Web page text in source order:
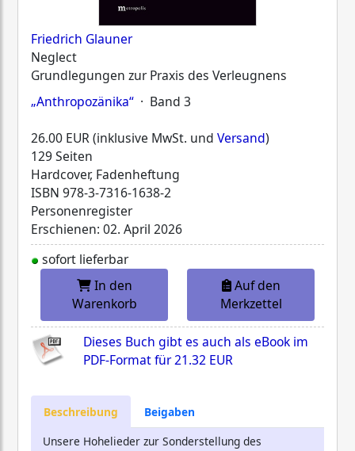
Friedrich Glauner
Neglect
Grundlegungen zur Praxis des Verleugnens
„Anthropozänika“ · Band 3
26.00 EUR (inklusive MwSt. und Versand)
129 Seiten
Hardcover, Fadenheftung
ISBN 978-3-7316-1638-2
Personenregister
Erschienen: 02. April 2026
sofort lieferbar
In den
Warenkorb
Auf den
Merkzettel
Dieses Buch gibt es auch als eBook im
PDF-Format für21.32 EUR
Beschreibung
Beigaben
Unsere Hohelieder zur Sonderstellung des